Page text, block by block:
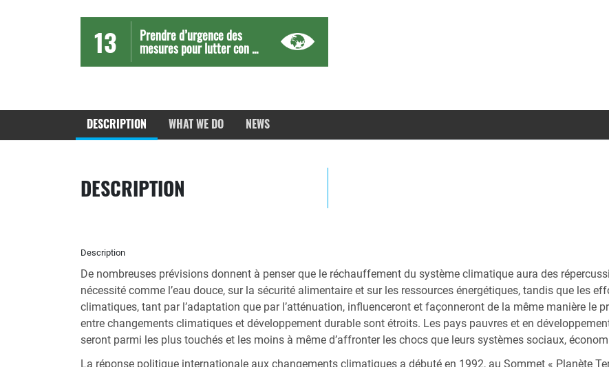
13 Prendre d’urgence des
mesures pour lutter con ...
DESCRIPTION WHAT WE DO NEWS
DESCRIPTION
Description
De nombreuses prévisions donnent à penser que le réchauffement du système climatique aura des
nécessité comme l’eau douce, sur la sécurité alimentaire et sur les ressources énergétiques, tandis que les
climatiques, tant par l’adaptation que par l’atténuation, influenceront et façonneront de la même manière le
entre changements climatiques et développement durable sont étroits. Les pays pauvres et en
seront parmi les plus touchés et les moins à même d’affronter les chocs que leurs systèmes sociaux,
La réponse politique internationale aux changements climatiques a débuté en 1992, au Sommet « Planète